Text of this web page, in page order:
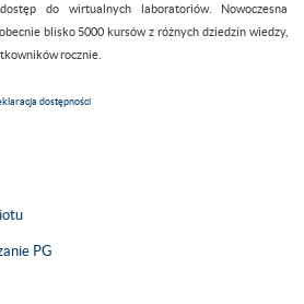
do wirtualnych laboratoriów. Nowoczesna
blisko 5000 kursów z różnych dziedzin wiedzy,
rocznie.
dostępności
PG